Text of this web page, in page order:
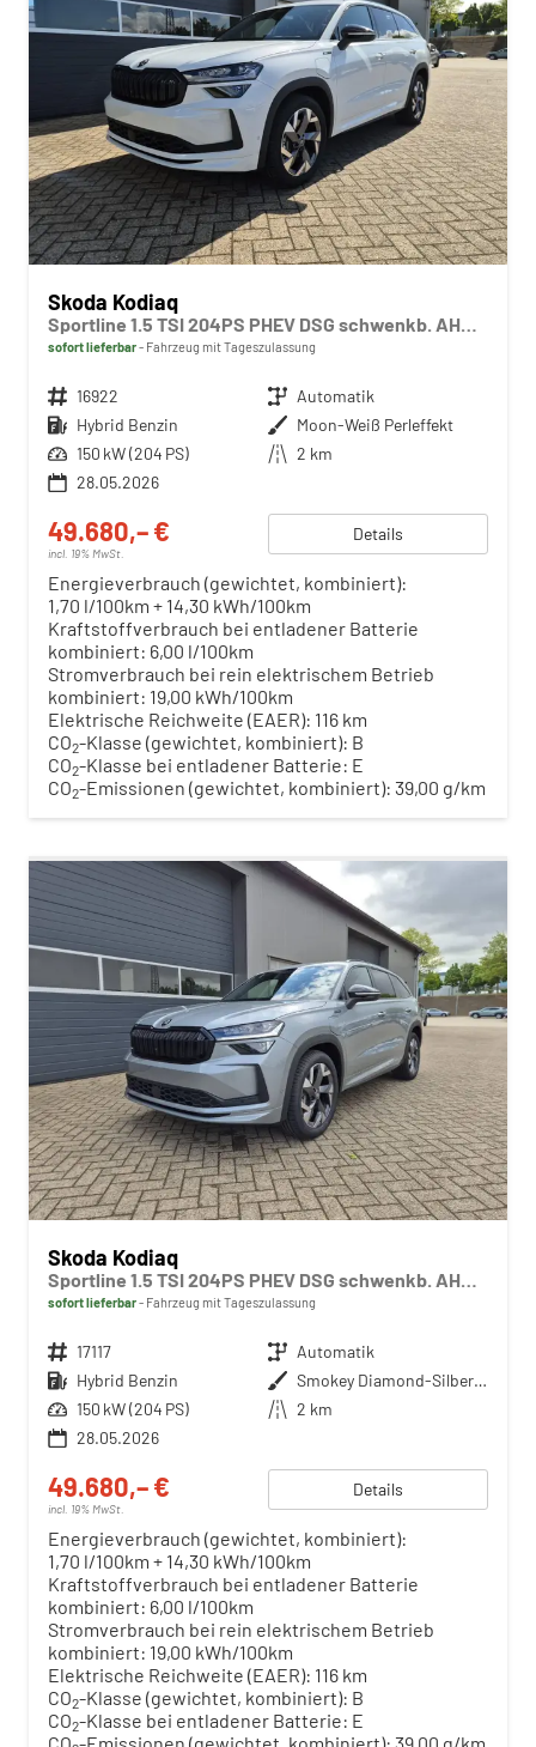
Skoda Kodiaq
Sportline 1.5 TSI 204PS PHEV DSG schwenkb. AHK elektr. PanoDach HUD Alcantara PDC v+h 360°Kamera CANTON Sound Klimaautomatik Sitzheizung Lenkradheizung Navi Apple CarPlay Android Auto 2xKeyless 19"LM vollelektr. Reichweite 116KM
sofort lieferbar Fahrzeug mit Tageszulassung
Fahrzeugnr. 16922 Getriebe Automatik
Kraftstoff Hybrid Benzin Außenfarbe Moon-Weiß Perleffekt
Leistung 150 kW (204 PS) Kilometerstand 2 km
28.05.2026
49.680,– €
incl. 19% MwSt.
Details
Energieverbrauch (gewichtet, kombiniert):
1,70 l/100km + 14,30 kWh/100km
Kraftstoffverbrauch bei entladener Batterie
kombiniert: 6,00 l/100km
Stromverbrauch bei rein elektrischem Betrieb
kombiniert: 19,00 kWh/100km
Elektrische Reichweite (EAER): 116 km
CO2-Klasse (gewichtet, kombiniert): B
CO2-Klasse bei entladener Batterie: E
CO2-Emissionen (gewichtet, kombiniert): 39,00 g/km
Skoda Kodiaq
Sportline 1.5 TSI 204PS PHEV DSG schwenkb. AHK elektr. PanoDach HUD Alcantara PDC v+h 360°Kamera CANTON Sound Klimaautomatik Sitzheizung Lenkradheizung Navi Apple CarPlay Android Auto 2xKeyless 19"LM vollelektr. Reichweite 116KM
sofort lieferbar Fahrzeug mit Tageszulassung
Fahrzeugnr. 17117 Getriebe Automatik
Kraftstoff Hybrid Benzin Außenfarbe
Smokey Diamond-Silber Metallic
Leistung 150 kW (204 PS) Kilometerstand 2 km
28.05.2026
49.680,– €
incl. 19% MwSt.
Details
Energieverbrauch (gewichtet, kombiniert):
1,70 l/100km + 14,30 kWh/100km
Kraftstoffverbrauch bei entladener Batterie
kombiniert: 6,00 l/100km
Stromverbrauch bei rein elektrischem Betrieb
kombiniert: 19,00 kWh/100km
Elektrische Reichweite (EAER): 116 km
CO2-Klasse (gewichtet, kombiniert): B
CO2-Klasse bei entladener Batterie: E